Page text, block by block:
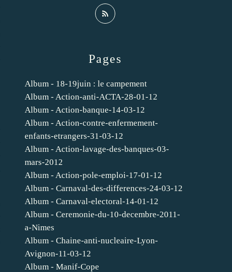
Pages
Album - 18-19juin : le campement
Album - Action-anti-ACTA-28-01-12
Album - Action-banque-14-03-12
Album - Action-contre-enfermement-
enfants-etrangers-31-03-12
Album - Action-lavage-des-banques-03-
mars-2012
Album - Action-pole-emploi-17-01-12
Album - Carnaval-des-differences-24-03-12
Album - Carnaval-electoral-14-01-12
Album - Ceremonie-du-10-decembre-2011-
a-Nimes
Album - Chaine-anti-nucleaire-Lyon-
Avignon-11-03-12
Album - Manif-Cope